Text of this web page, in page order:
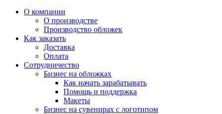
О компании
О производстве
Производство обложек
Как заказать
Доставка
Оплата
Сотрудничество
Бизнес на обложках
Как начать зарабатывать
Помощь и поддержка
Макеты
Бизнес на сувенирах с логотипом